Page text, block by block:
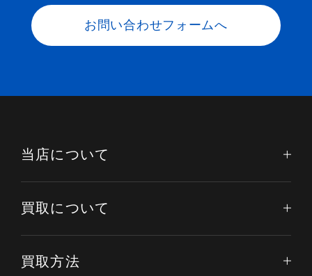
お問い合わせフォームへ
当店について
買取について
買取方法